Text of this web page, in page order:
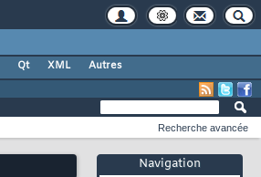
Qt XML
Autres
Navigation
Recherche avancée